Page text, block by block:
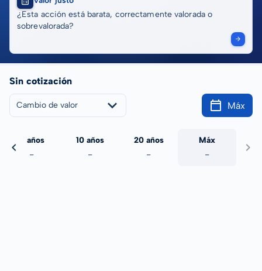
¿Esta acción está barata, correctamente valorada o
sobrevalorada?
Sin cotización
Cambio de valor Máx
5 años
-
10 años
-
20 años
-
Máx
-